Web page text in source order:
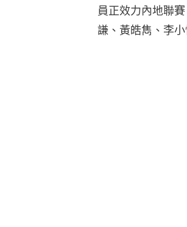
員正效力內地聯
謙、黃皓雋、李